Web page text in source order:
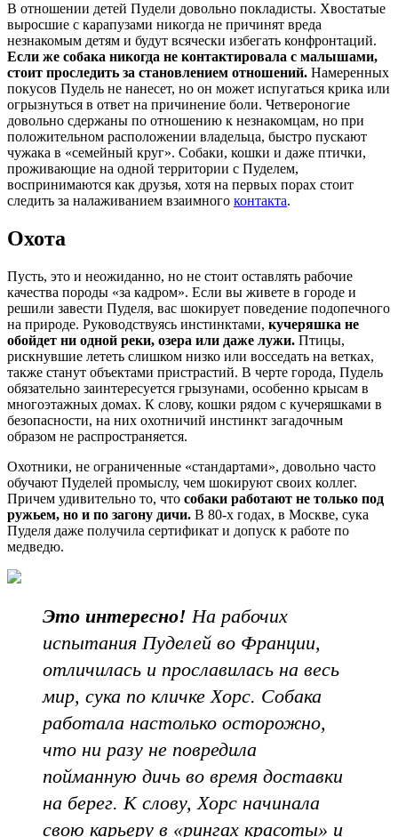
В отношении детей Пудели довольно покладисты. Хвостатые
выросшие с карапузами никогда не причинят вреда
незнакомым детям и будут всячески избегать конфронтаций.
Если же собака никогда не контактировала с малышами,
стоит проследить за становлением отношений. Намеренных
покусов Пудель не нанесет, но он может испугаться крика или
огрызнуться в ответ на причинение боли. Четвероногие
довольно сдержаны по отношению к незнакомцам, но при
положительном расположении владельца, быстро пускают
чужака в «семейный круг». Собаки, кошки и даже птички,
проживающие на одной территории с Пуделем,
воспринимаются как друзья, хотя на первых порах стоит
следить за налаживанием взаимного контакта.
Охота
Пусть, это и неожиданно, но не стоит оставлять рабочие
качества породы «за кадром». Если вы живете в городе и
решили завести Пуделя, вас шокирует поведение подопечного
на природе. Руководствуясь инстинктами, кучеряшка не
обойдет ни одной реки, озера или даже лужи. Птицы,
рискнувшие лететь слишком низко или восседать на ветках,
также станут объектами пристрастий. В черте города, Пудель
обязательно заинтересуется грызунами, особенно крысам в
многоэтажных домах. К слову, кошки рядом с кучеряшками в
безопасности, на них охотничий инстинкт загадочным
образом не распространяется.
Охотники, не ограниченные «стандартами», довольно часто
обучают Пуделей промыслу, чем шокируют своих коллег.
Причем удивительно то, что собаки работают не только под
ружьем, но и по загону дичи. В 80-х годах, в Москве, сука
Пуделя даже получила сертификат и допуск к работе по
медведю.
Это интересно! На рабочих
испытания Пуделей во Франции,
отличилась и прославилась на весь
мир, сука по кличке Хорс. Собака
работала настолько осторожно,
что ни разу не повредила
пойманную дичь во время доставки
на берег. К слову, Хорс начинала
свою карьеру в «рингах красоты» и